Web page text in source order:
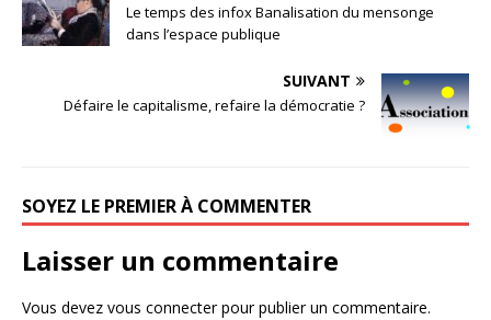
Le temps des infox Banalisation du mensonge
dans l’espace publique
SUIVANT
Défaire le capitalisme, refaire la démocratie ?
SOYEZ LE PREMIER À COMMENTER
Laisser un commentaire
Vous devez vous connecterpour publier un commentaire.